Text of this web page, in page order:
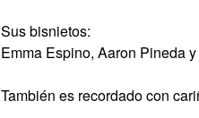
Sus bisnietos:
Emma Espino, Aaron Pineda
También es recordado con